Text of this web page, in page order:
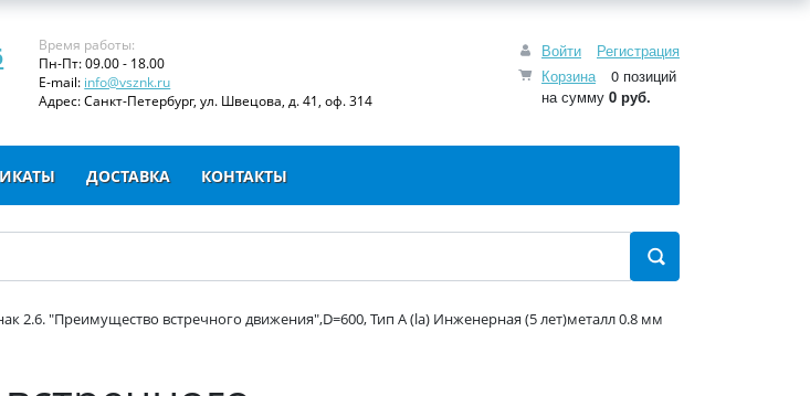
Войти
Регистрация
Корзина
0 позиций
на сумму 0 руб.
Время работы:
Пн-Пт: 09.00 - 18.00
E-mail: info@vsznk.ru
Адрес: Санкт-Петербург, ул. Швецова, д. 41, оф. 314
ДОСТАВКА КОНТАКТЫ
2.6. "Преимущество встречного движения",D=600, Тип А (la) Инженерная (5 лет)металл 0.8 мм